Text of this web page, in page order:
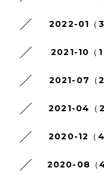
2022-01（3
2021-10（1
2021-07（2
2021-04（2
2020-12（4
2020-08（4